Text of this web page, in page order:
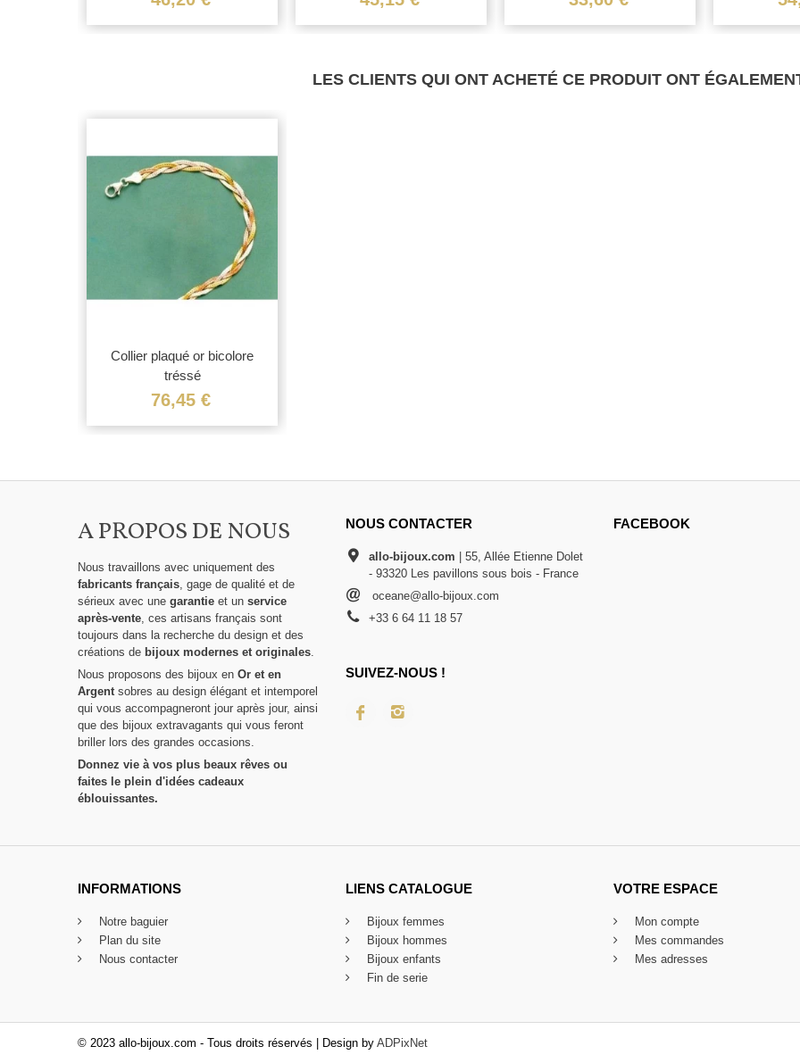
LES CLIENTS QUI ONT ACHETÉ CE PRODUIT ONT
Collier plaqué or bicolore
tréssé
76,45 €
A PROPOS DE NOUS
Nous travaillons avec uniquement des
fabricants français , gage de qualité et de
sérieux avec une garantie et un service
après-vente , ces artisans français sont
toujours dans la recherche du design et des
créations de bijoux modernes et originales
Nous proposons des bijoux en Or et en
Argent sobres au design élégant et intemporel
qui vous accompagneront jour après jour, ainsi
que des bijoux extravagants qui vous feront
briller lors des grandes occasions.
Donnez vie à vos plus beaux rêves ou
faites le plein d'idées cadeaux
éblouissantes.
NOUS CONTACTER
allo-bijoux.com | 55, Allée Etienne Dolet
- 93320 Les pavillons sous bois - France
oceane@allo-bijoux.com
+33 6 64 11 18 57
FACEBOOK
SUIVEZ-NOUS !
INFORMATIONS
Notre baguier
Plan du site
Nous contacter
LIENS CATALOGUE
Bijoux femmes
Bijoux hommes
Bijoux enfants
Fin de serie
VOTRE ESPACE
Mon compte
Mes commandes
Mes adresses
© 2023 allo-bijoux.com - Tous droits réservés | Design by ADPixNet